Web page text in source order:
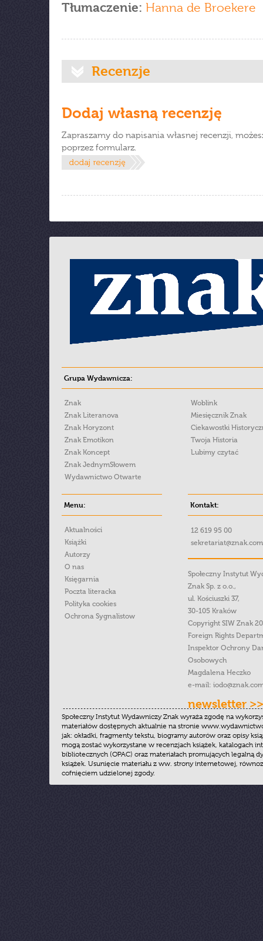
Tłumaczenie: Hanna de Broekere
Recenzje
Dodaj własną recenzję
Zapraszamy do napisania własnej recenzji,
poprzez formularz.
Grupa Wydawnicza:
Znak
Znak Literanova
Znak Horyzont
Znak Emotikon
Znak Koncept
Znak JednymSłowem
Wydawnictwo Otwarte
Woblink
Miesięcznik Znak
Ciekawostki
Twoja Historia
Lubimy czytać
Menu:
Aktualności
Książki
Autorzy
O nas
Księgarnia
Poczta literacka
Polityka cookies
Ochrona Sygnalistow
Kontakt:
12 619 95 00
Społeczny Instytut
Znak Sp. z o.o.,
ul. Kościuszki 37,
30-105 Kraków
Copyright SIW Znak
Foreign Rights
Inspektor Ochrony
Osobowych
Magdalena Heczko
e-mail:
newsletter >>
Społeczny Instytut Wydawniczy Znak wyraża zgodę na
materiałów dostępnych aktualnie na stronie
jak: okładki, fragmenty tekstu, biogramy autorów oraz opisy
mogą zostać wykorzystane w recenzjach książek, katalogach
bibliotecznych (OPAC) oraz materiałach promujących legalną
książek. Usunięcie materiału z ww. strony internetowej,
cofnięciem udzielonej zgody.